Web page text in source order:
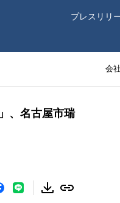
プレスリリ
会
、名古屋市瑞